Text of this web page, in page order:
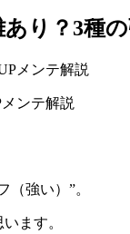
り？3種
ンテ解説
強い）”。
ます。